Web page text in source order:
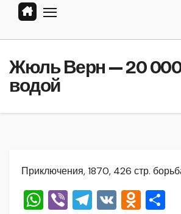
Жюль Верн — 20
водой
Приключения, 1870, 426 стр.
W Vi T V O